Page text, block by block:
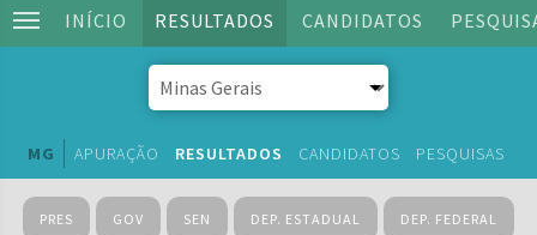
INÍCIO RESULTADOS CANDIDATOS
MG APURAÇÃO RESULTADOS CANDIDATOS PESQUISAS
PRES GOV SEN DEP. ESTADUAL DEP. FEDERAL